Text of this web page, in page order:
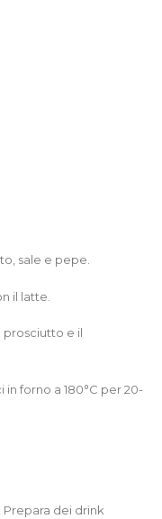
sale e pepe.
il latte.
prosciutto e il
forno a 180°C per 20-
dei drink